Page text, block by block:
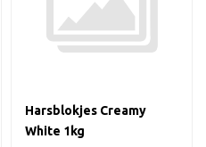
Harsblokjes Creamy
White 1kg